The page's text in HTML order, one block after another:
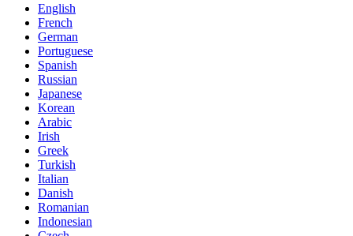
English
French
German
Portuguese
Spanish
Russian
Japanese
Korean
Arabic
Irish
Greek
Turkish
Italian
Danish
Romanian
Indonesian